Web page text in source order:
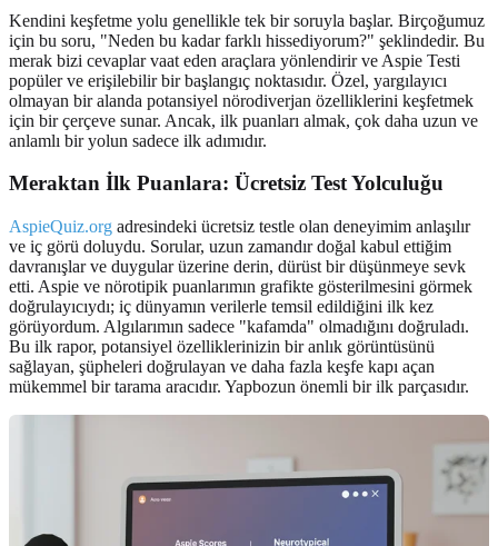
Kendini keşfetme yolu genellikle tek bir soruyla başlar. Birçoğumuz
için bu soru, "Neden bu kadar farklı hissediyorum?" şeklindedir. Bu
merak bizi cevaplar vaat eden araçlara yönlendirir ve Aspie Testi
popüler ve erişilebilir bir başlangıç noktasıdır. Özel, yargılayıcı
olmayan bir alanda potansiyel nörodiverjan özelliklerini keşfetmek
için bir çerçeve sunar. Ancak, ilk puanları almak, çok daha uzun ve
anlamlı bir yolun sadece ilk adımıdır.
Meraktan İlk Puanlara: Ücretsiz Test Yolculuğu
AspieQuiz.org adresindeki ücretsiz testle olan deneyimim anlaşılır
ve iç görü doluydu. Sorular, uzun zamandır doğal kabul ettiğim
davranışlar ve duygular üzerine derin, dürüst bir düşünmeye sevk
etti. Aspie ve nörotipik puanlarımın grafikte gösterilmesini görmek
doğrulayıcıydı; iç dünyamın verilerle temsil edildiğini ilk kez
görüyordum. Algılarımın sadece "kafamda" olmadığını doğruladı.
Bu ilk rapor, potansiyel özelliklerinizin bir anlık görüntüsünü
sağlayan, şüpheleri doğrulayan ve daha fazla keşfe kapı açan
mükemmel bir tarama aracıdır. Yapbozun önemli bir ilk parçasıdır.